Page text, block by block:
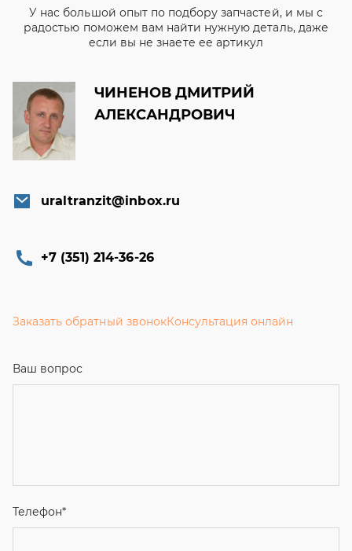
У нас большой опыт по подбору запчастей, и мы с
радостью поможем вам найти нужную деталь, даже
если вы не знаете ее артикул
ЧИНЕНОВ ДМИТРИЙ
АЛЕКСАНДРОВИЧ
uraltranzit@inbox.ru
+7 (351) 214-36-26
Заказать обратный звонокКонсультация онлайн
Ваш вопрос